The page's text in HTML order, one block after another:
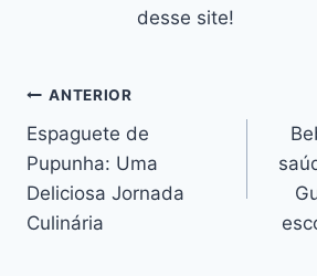
desse site!
Navegação
de
Post
ANTERIOR
Espaguete de
Pupunha: Uma
Deliciosa Jornada
Culinária